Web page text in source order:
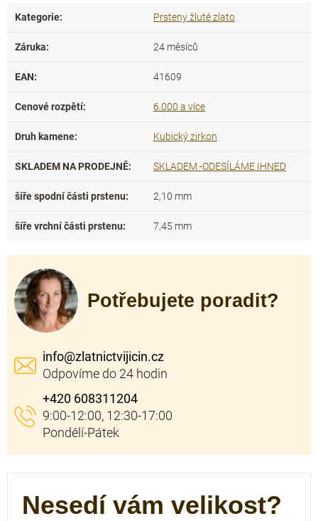
Kategorie: Prsteny žluté zlato
Záruka: 24 měsíců
EAN: 41609
Cenové rozpětí: 6.000 a více
Druh kamene: Kubický zirkon
SKLADEM NA PRODEJNĚ: SKLADEM -ODESÍLÁME IHNED
šíře spodní části prstenu: 2,10 mm
šíře vrchní části prstenu: 7,45 mm
Potřebujete poradit?
info@zlatnictvijicin.cz
+420 608311204
Nesedí vám velikost?